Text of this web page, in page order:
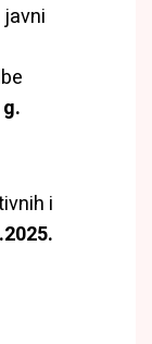
i